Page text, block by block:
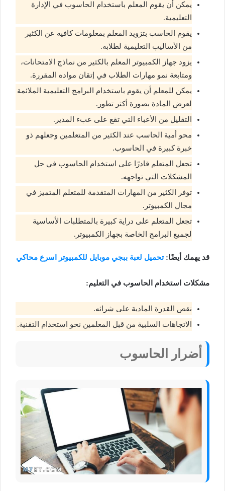
يمكن أن يقوم المعلم باستخدام الحاسوب في الإدارة
التعليمية.
يقوم الحاسب بتزويد المعلم بمعلومات كافيه عن الكثير
من الأساليب التعليمية لطلابه.
يزود جهاز الكمبيوتر المعلم بالكثير من نماذج الامتحانات،
ومتابعة نمو مهارات الطلاب في إتقان مواده المقررة.
يمكن للمعلم أن يقوم باستخدام البرامج التعليمية الملائمة
لعرض المادة بصورة أكثر تطور.
التقليل من الأعباء التي تقع على عبء المدير.
محو أمية الحاسب عند الكثير من المتعلمين وجعلهم ذو
خبرة كبيرة في الحاسوب.
تجعل المتعلم قادرًا على استخدام الحاسوب في حل
المشكلات التي تواجهه.
توفر الكثير من المهارات المتقدمة للمتعلم المتميز في
مجال الكمبيوتر.
تجعل المتعلم على دراية كبيرة بالمتطلبات الأساسية
لجميع البرامج الخاصة بجهاز الكمبيوتر.
قد يهمك أيضًا:تحميل لعبة ببجي موبايل للكمبيوتر اسرع محاكي
مشكلات استخدام الحاسوب في التعليم:
نقص القدرة المادية على شرائه.
الاتجاهات السلبية من قبل المعلمين نحو استخدام التقنية.
أضرار الحاسوب